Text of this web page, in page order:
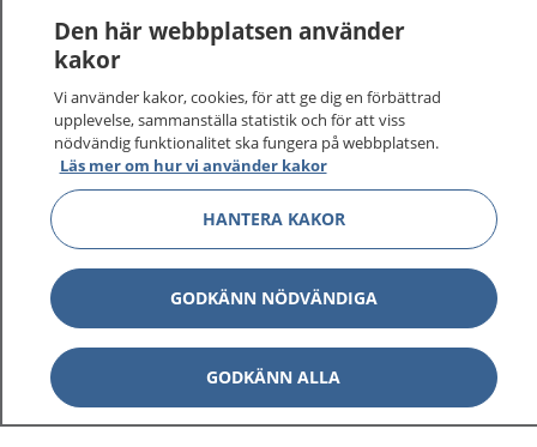
vårdärenden. Ring telefonnummer 1177 för
sjukvårdsrådgivning dygnet runt.
1177 ger dig råd när du vill må bättre.
1177 på flera språk Visa
Om 1177 Visa
Kontakt Visa
Den här webbplatsen använder
kakor
Vi använder kakor, cookies, för att ge dig en förbättrad
upplevelse, sammanställa statistik och för att viss
nödvändig funktionalitet ska fungera på webbplatsen.
Läs mer om hur vi använder kakor
HANTERA KAKOR
GODKÄNN NÖDVÄNDIGA
GODKÄNN ALLA